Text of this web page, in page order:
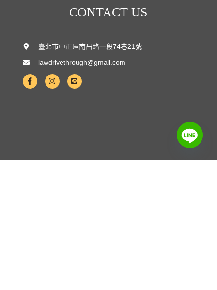
CONTACT US
臺北市中正區南昌路一段74巷21號
lawdrivethrough@gmail.com